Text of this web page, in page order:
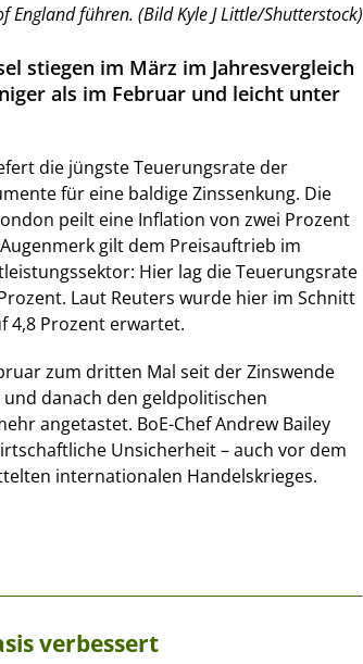
führen. (Bild Kyle J Little/Shutterstock)
stiegen im März im Jahresvergleich
als im Februar und leicht unter
die jüngste Teuerungsrate der
für eine baldige Zinssenkung. Die
peilt eine Inflation von zwei Prozent
gilt dem Preisauftrieb im
Hier lag die Teuerungsrate
Laut Reuters wurde hier im Schnitt
4,8 Prozent erwartet.
zum dritten Mal seit der Zinswende
danach den geldpolitischen
angetastet. BoE-Chef Andrew Bailey
Unsicherheit – auch vor dem
internationalen Handelskrieges.
verbessert